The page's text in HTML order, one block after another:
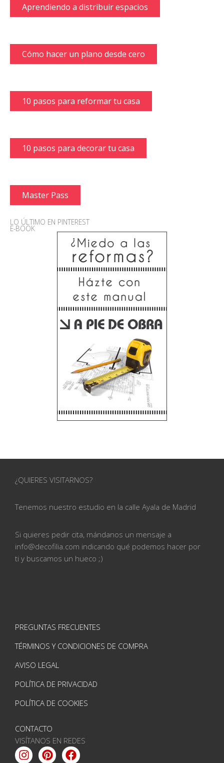
Aprendiendo a distribuir espacios
Cómo hacer un plano desde cero
10 pasos para reformar tu casa
10 pasos para decorar tu casa
Master Pass
LO ÚLTIMO EN PINTEREST
E-BOOK
¿QUIERES VISITARNOS?
Tenemos nuestro estudio en la calle Ayala de Madrid
Si quieres pedir cita, mándanos un mensaje a
info@decofilia.com indicando qué podemos hacer por
ti y buscamos un hueco ;)
PREGUNTAS FRECUENTES
TÉRMINOS Y CONDICIONES DE COMPRA
AVISO LEGAL
POLÍTICA DE PRIVACIDAD
POLÍTICA DE COOKIES
CONTACTO
VISÍTANOS EN REDES
Instagram
PinterestFacebook